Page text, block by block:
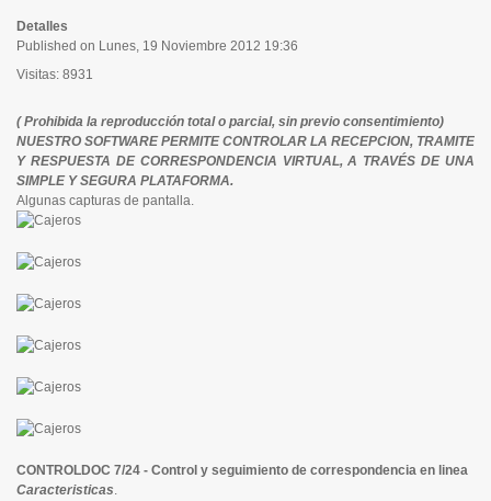
Detalles
Published on Lunes, 19 Noviembre 2012 19:36
Visitas: 8931
( Prohibida la reproducción total o parcial, sin previo consentimiento)
NUESTRO SOFTWARE PERMITE CONTROLAR LA RECEPCION, TRAMITE
Y RESPUESTA DE CORRESPONDENCIA VIRTUAL, A TRAVÉS DE UNA
SIMPLE Y SEGURA PLATAFORMA.
Algunas capturas de pantalla.
CONTROLDOC 7/24 - Control y seguimiento de correspondencia en linea
Caracteristicas.